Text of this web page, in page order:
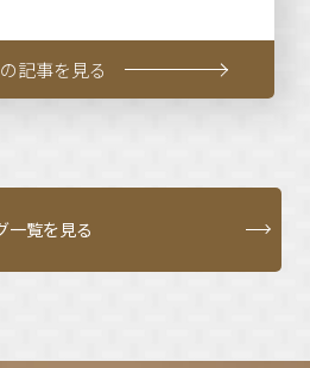
記事を見る
一覧を見る